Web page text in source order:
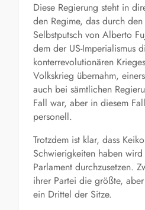
Diese Regierung steht in
den Regime, das durch
Selbstputsch von Alberto
dem der US-Imperialismus
konterrevolutionären
Volkskrieg übernahm,
auch bei sämtlichen
Fall war, aber in diesem
personell.
Trotzdem ist klar, dass
Schwierigkeiten haben
Parlament durchzusetzen.
ihrer Partei die größte,
ein Drittel der Sitze.